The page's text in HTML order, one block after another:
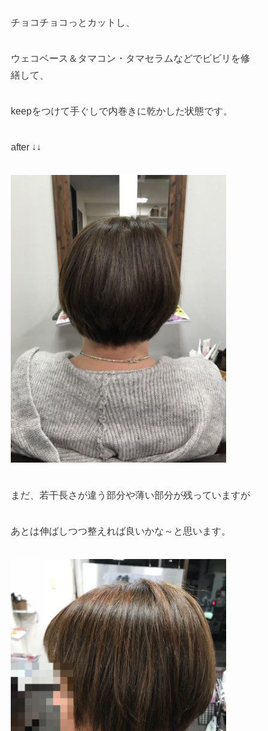
チョコチョコっとカットし、
ウェコベース＆タマコン・タマセラムなどでビビリを修
繕して、
keepをつけて手ぐしで内巻きに乾かした状態です。
after ↓↓
まだ、若干長さが違う部分や薄い部分が残っていますが
あとは伸ばしつつ整えれば良いかな～と思います。